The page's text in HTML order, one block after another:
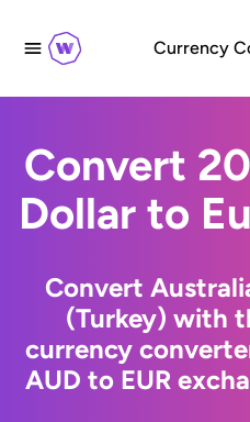
Currency
Convert
Dollar to
Convert
(Turkey) with
currency
AUD to EUR